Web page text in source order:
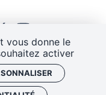
vous donne le
activer
Plan de site
des cookies